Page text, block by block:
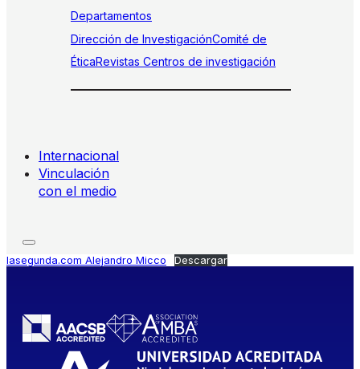
Departamentos
Dirección de InvestigaciónComité de
ÉticaRevistas Centros de investigación
Internacional
Vinculación
con el medio
lasegunda.com Alejandro Micco Descargar